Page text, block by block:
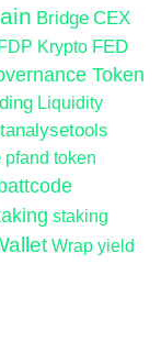
Bridge CEX
FDP Krypto FED
Token
Liquidity
pfand token
staking
Wrap yield